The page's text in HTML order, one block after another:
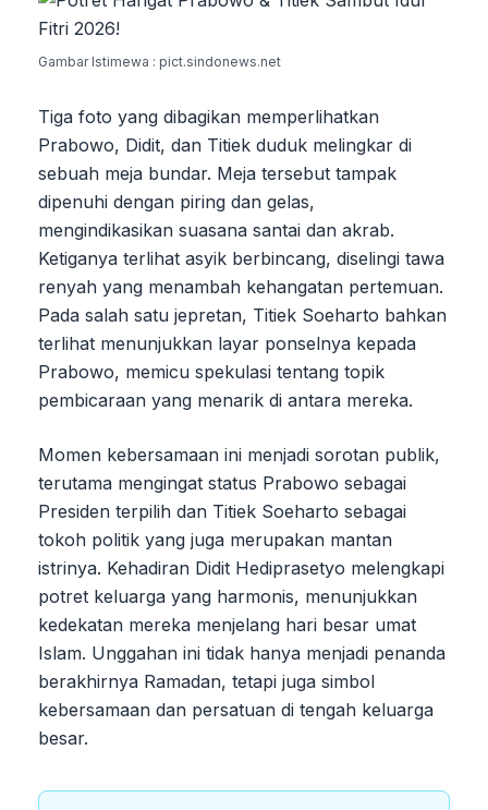
Gambar Istimewa : pict.sindonews.net
Tiga foto yang dibagikan memperlihatkan
Prabowo, Didit, dan Titiek duduk melingkar di
sebuah meja bundar. Meja tersebut tampak
dipenuhi dengan piring dan gelas,
mengindikasikan suasana santai dan akrab.
Ketiganya terlihat asyik berbincang, diselingi tawa
renyah yang menambah kehangatan pertemuan.
Pada salah satu jepretan, Titiek Soeharto bahkan
terlihat menunjukkan layar ponselnya kepada
Prabowo, memicu spekulasi tentang topik
pembicaraan yang menarik di antara mereka.
Momen kebersamaan ini menjadi sorotan publik,
terutama mengingat status Prabowo sebagai
Presiden terpilih dan Titiek Soeharto sebagai
tokoh politik yang juga merupakan mantan
istrinya. Kehadiran Didit Hediprasetyo melengkapi
potret keluarga yang harmonis, menunjukkan
kedekatan mereka menjelang hari besar umat
Islam. Unggahan ini tidak hanya menjadi penanda
berakhirnya Ramadan, tetapi juga simbol
kebersamaan dan persatuan di tengah keluarga
besar.